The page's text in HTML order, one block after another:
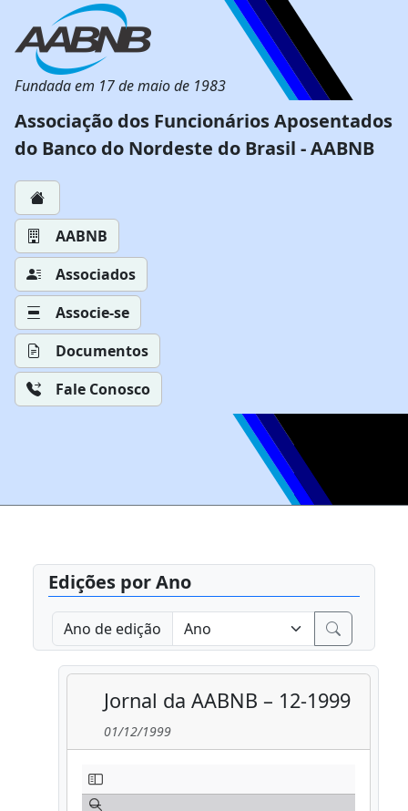
Fundada em 17 de maio de 1983
Associação dos Funcionários Aposentados
do Banco do Nordeste do Brasil - AABNB
AABNB
Associados
Associe-se
Documentos
Fale Conosco
Edições por Ano
Ano de edição
Jornal da AABNB – 12-1999
01/12/1999